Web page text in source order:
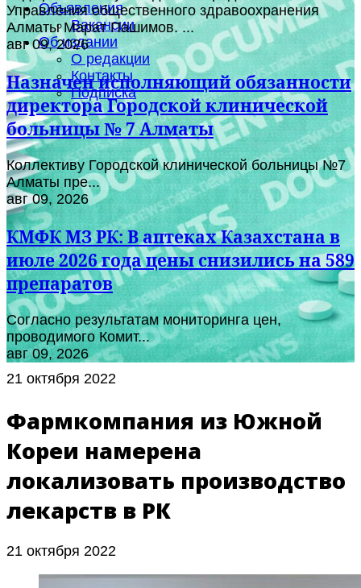
Объявления
Вакансии
Об издании
О редакции
Контакты
Подписка
Управления общественного здравоохранения
Алматы Марат Пашимов. ...
авг 09, 2026
Назначен исполняющий обязанности
директора Городской клинической
больницы № 7 Алматы
Коллективу Городской клинической больницы №7
Алматы пре...
авг 09, 2026
КМФК МЗ РК: В аптеках Казахстана в
июле 2026 года цены снизились на 589
препаратов
Согласно результатам мониторинга цен,
проводимого Комит...
авг 09, 2026
21 октября 2022
Фармкомпания из Южной
Кореи намерена
локализовать производство
лекарств в РК
21 октября 2022